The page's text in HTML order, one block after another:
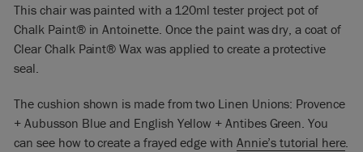
This chair was painted with a 120ml tester project pot of
Chalk Paint® in Antoinette. Once the paint was dry, a coat of
Clear Chalk Paint® Wax was applied to create a protective
seal.
The cushion shown is made from two Linen Unions: Provence
+ Aubusson Blue and English Yellow + Antibes Green. You
can see how to create a frayed edge with Annie’s tutorial here.